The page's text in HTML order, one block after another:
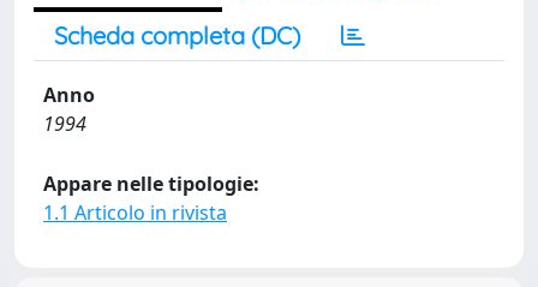
Scheda completa (DC)
Anno
1994
Appare nelle tipologie:
1.1 Articolo in rivista